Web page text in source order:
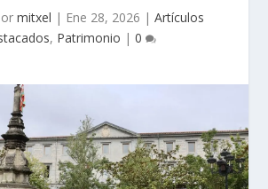
mitxel | Ene 28, 2026 | Artículos
, Patrimonio | 0